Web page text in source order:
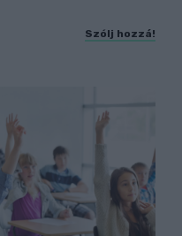
Szólj hozzá!